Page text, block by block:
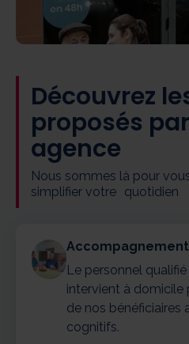
Découvrez
proposés
agence
Nous sommes là pour
simplifier votre quotidien
Le personnel
intervient à domicile
de nos bénéficiaires
cognitifs.